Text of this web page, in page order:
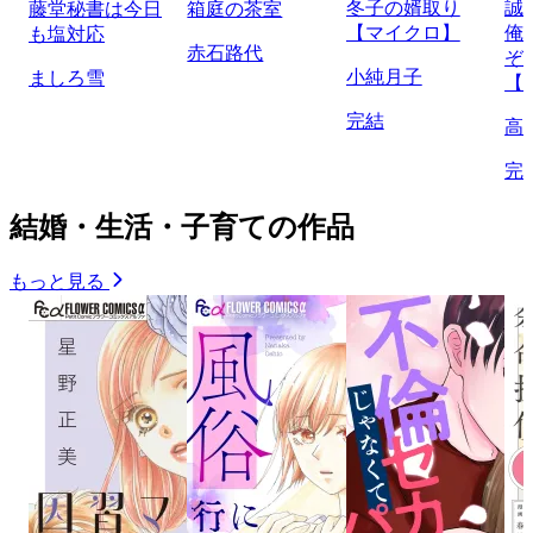
藤堂秘書は今日
も塩対応
ましろ雪
箱庭の茶室
赤石路代
冬子の婿取り
【マイクロ】
小純月子
完結
誠
俺
ぞ
高
完
結婚・生活・子育ての作品
もっと見る